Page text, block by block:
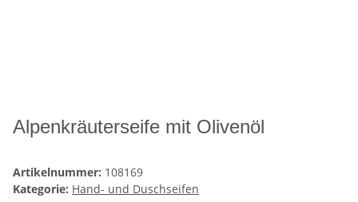
Alpenkräuterseife mit Olivenöl
Artikelnummer: 108169
Kategorie: Hand- und Duschseifen